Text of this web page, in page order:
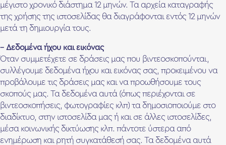
μέγιστο χρονικό διάστημα 12 μηνών. Τα αρχεία καταγραφής
της χρήσης της ιστοσελίδας θα διαγράφονται εντός 12 μηνών
μετά τη δημιουργία τους.
– Δεδομένα ήχου και εικόνας
Όταν συμμετέχετε σε δράσεις μας που βιντεοσκοπούνται,
συλλέγουμε δεδομένα ήχου και εικόνας σας, προκειμένου να
προβάλουμε τις δράσεις μας και να προωθήσουμε τους
σκοπούς μας. Τα δεδομένα αυτά (όπως περιέχονται σε
βιντεοσκοπήσεις, φωτογραφίες κλπ) τα δημοσιοποιούμε στο
διαδίκτυο, στην ιστοσελίδα μας ή και σε άλλες ιστοσελίδες,
μέσα κοινωνικής δικτύωσης κλπ. πάντοτε ύστερα από
ενημέρωση και ρητή συγκατάθεσή σας. Τα δεδομένα αυτά